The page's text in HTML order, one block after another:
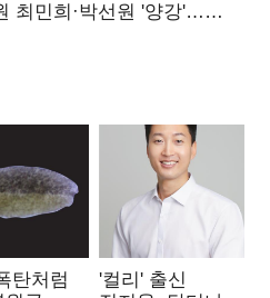
최민희·박선원 '양강'…
탄처럼
'컬리' 출신